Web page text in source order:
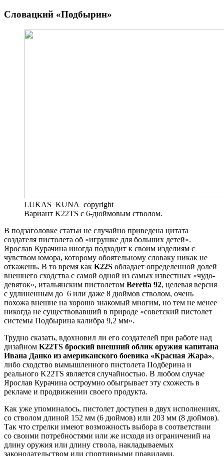
Словацкий «Подбырин»
LUKAS_KUNA_copyright
Вариант K22TS с 6-дюймовым стволом.
В подзаголовке статьи не случайно приведена цитата
создателя пистолета об «игрушке для больших детей».
Ярослав Курачина иногда подходит к своим изделиям с
чувством юмора, которому обоятельному словаку никак не
откажешь. В то время как K22S обладает определенной долей
внешнего сходства с самой одной из самых известных «чудо-
девяток», итальянским пистолетом Beretta 92, целевая версия
с удлиненным до 6 или даже 8 дюймов стволом, очень
похожа внешне на хорошо знакомый многим, но тем не менее
никогда не существовавший в природе «советский пистолет
системы Подбырина калибра 9,2 мм».
Трудно сказать, вдохновил ли его создателей при работе над
дизайном K22TS броский внешний облик оружия капитана
Ивана Данко из американского боевика «Красная Жара»,
либо сходство вымышленного пистолета Подберина и
реального K22TS является случайностью. В любом случае
Ярослав Курачина остроумно обыгрывает эту схожесть в
рекламе и продвижении своего продукта.
Как уже упоминалось, пистолет доступен в двух исполнениях,
со стволом длиной 152 мм (6 дюймов) или 203 мм (8 дюймов).
Так что стрелки имеют возможность выбора в соответствии
со своими потребностями или же исходя из ограничений на
длину оружия или длину ствола, накладываемых
законодательством или спортивными правилами.